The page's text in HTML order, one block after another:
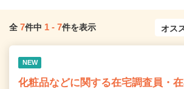
全 7件中 1 - 7件を表示
NEW
化粧品などに関する在宅調査員・